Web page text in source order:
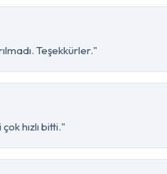
Teşekkürler."
hızlı bitti."